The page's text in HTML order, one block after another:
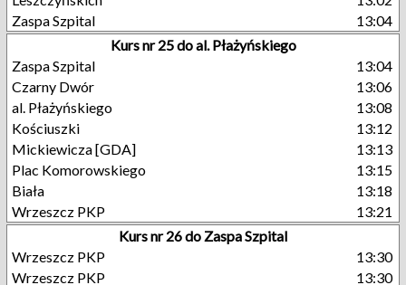
Zaspa Szpital
13:04
Kurs nr 25 do al. Płażyńskiego
Zaspa Szpital
13:04
Czarny Dwór
13:06
al. Płażyńskiego
13:08
Kościuszki
13:12
Mickiewicza [GDA]
13:13
Plac Komorowskiego
13:15
Biała
13:18
Wrzeszcz PKP
13:21
Kurs nr 26 do Zaspa Szpital
Wrzeszcz PKP
13:30
Wrzeszcz PKP
13:30